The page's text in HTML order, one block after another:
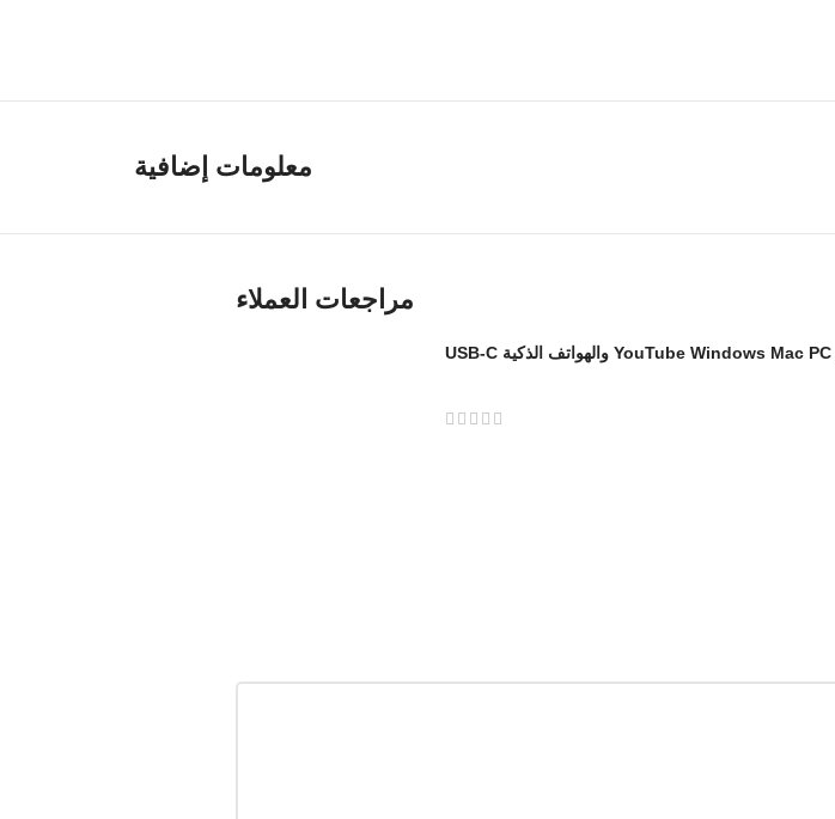
ضبط كسب الميكروفون بسهولة, قم بتوصيل سماعات الرأس للمراقبة بدون زمن انتقال، وقم بتوصيل الميكروفون الخاص بك عبر USB-C أو USB-A بجهاز الكمبيوتر الخاص بك, ماك أو الهاتف
معلومات إضافية
مراجعات العملاء